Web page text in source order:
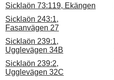
Sicklaön 73:119, Ekängen
Sicklaön 243:1,
Fasanvägen 27
Sicklaön 239:1,
Ugglevägen 34B
Sicklaön 239:2,
Ugglevägen 32C